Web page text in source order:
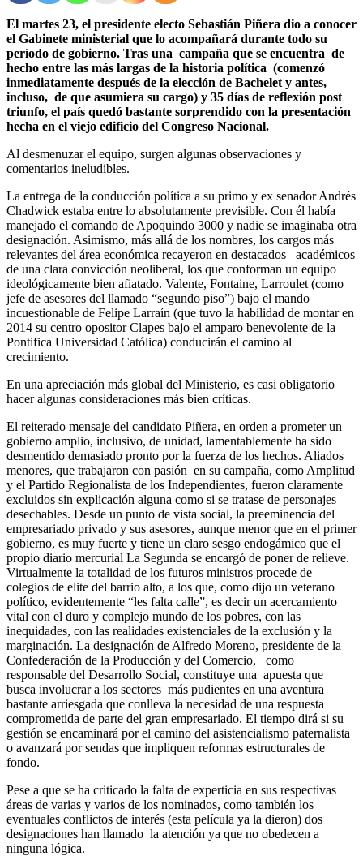
El martes 23, el presidente electo Sebastián Piñera dio a conocer
el Gabinete ministerial que lo acompañará durante todo su
período de gobierno. Tras una campaña que se encuentra de
hecho entre las más largas de la historia política (comenzó
inmediatamente después de la elección de Bachelet y antes,
incluso, de que asumiera su cargo) y 35 días de reflexión post
triunfo, el país quedó bastante sorprendido con la presentación
hecha en el viejo edificio del Congreso Nacional.
Al desmenuzar el equipo, surgen algunas observaciones y
comentarios ineludibles.
La entrega de la conducción política a su primo y ex senador Andrés
Chadwick estaba entre lo absolutamente previsible. Con él había
manejado el comando de Apoquindo 3000 y nadie se imaginaba otra
designación. Asimismo, más allá de los nombres, los cargos más
relevantes del área económica recayeron en destacados académicos
de una clara convicción neoliberal, los que conforman un equipo
ideológicamente bien afiatado. Valente, Fontaine, Larroulet (como
jefe de asesores del llamado “segundo piso”) bajo el mando
incuestionable de Felipe Larraín (que tuvo la habilidad de montar en
2014 su centro opositor Clapes bajo el amparo benevolente de la
Pontifica Universidad Católica) conducirán el camino al
crecimiento.
En una apreciación más global del Ministerio, es casi obligatorio
hacer algunas consideraciones más bien críticas.
El reiterado mensaje del candidato Piñera, en orden a prometer un
gobierno amplio, inclusivo, de unidad, lamentablemente ha sido
desmentido demasiado pronto por la fuerza de los hechos. Aliados
menores, que trabajaron con pasión en su campaña, como Amplitud
y el Partido Regionalista de los Independientes, fueron claramente
excluidos sin explicación alguna como si se tratase de personajes
desechables. Desde un punto de vista social, la preeminencia del
empresariado privado y sus asesores, aunque menor que en el primer
gobierno, es muy fuerte y tiene un claro sesgo endogámico que el
propio diario mercurial La Segunda se encargó de poner de relieve.
Virtualmente la totalidad de los futuros ministros procede de
colegios de elite del barrio alto, a los que, como dijo un veterano
político, evidentemente “les falta calle”, es decir un acercamiento
vital con el duro y complejo mundo de los pobres, con las
inequidades, con las realidades existenciales de la exclusión y la
marginación. La designación de Alfredo Moreno, presidente de la
Confederación de la Producción y del Comercio, como
responsable del Desarrollo Social, constituye una apuesta que
busca involucrar a los sectores más pudientes en una aventura
bastante arriesgada que conlleva la necesidad de una respuesta
comprometida de parte del gran empresariado. El tiempo dirá si su
gestión se encaminará por el camino del asistencialismo paternalista
o avanzará por sendas que impliquen reformas estructurales de
fondo.
Pese a que se ha criticado la falta de experticia en sus respectivas
áreas de varias y varios de los nominados, como también los
eventuales conflictos de interés (esta película ya la dieron) dos
designaciones han llamado la atención ya que no obedecen a
ninguna lógica.